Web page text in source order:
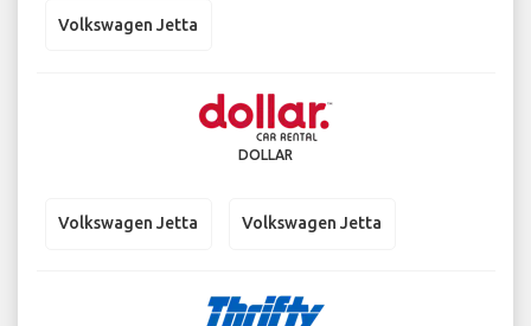
Volkswagen Jetta
DOLLAR
Volkswagen Jetta Volkswagen Jetta